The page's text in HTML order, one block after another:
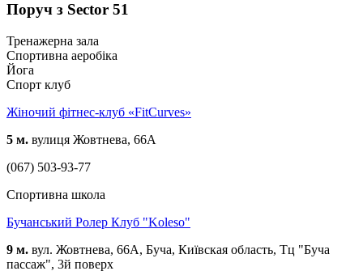
Поруч з Sector 51
Тренажерна зала
Спортивна аеробіка
Йога
Спорт клуб
Жіночий фітнес-клуб «FitCurves»
5 м. вулиця Жовтнева, 66А
(067) 503-93-77
Спортивна школа
Бучанський Ролер Клуб "Koleso"
9 м. вул. Жовтнева, 66А, Буча, Київская область, Тц "Буча
пассаж", 3й поверх